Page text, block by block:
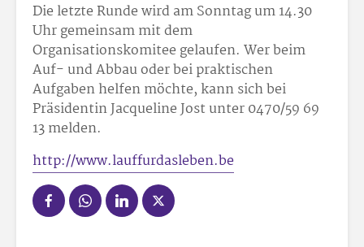
Die letzte Runde wird am Sonntag um 14.30
Uhr gemeinsam mit dem
Organisationskomitee gelaufen. Wer beim
Auf- und Abbau oder bei praktischen
Aufgaben helfen möchte, kann sich bei
Präsidentin Jacqueline Jost unter 0470/59 69
13 melden.
http://www.lauffurdasleben.be